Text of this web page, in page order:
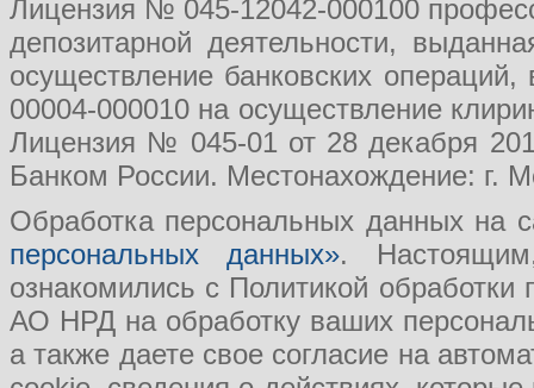
Лицензия № 045-12042-000100
депозитарной деятельности,
осуществление банковских
00004-000010 на осуществление
Лицензия № 045-01 от 28 декабря
Банком России. Местонахождение: г.
Обработка персональных данных на
персональных данных».
ознакомились с Политикой
АО НРД на обработку ваших
а также даете свое согласие на